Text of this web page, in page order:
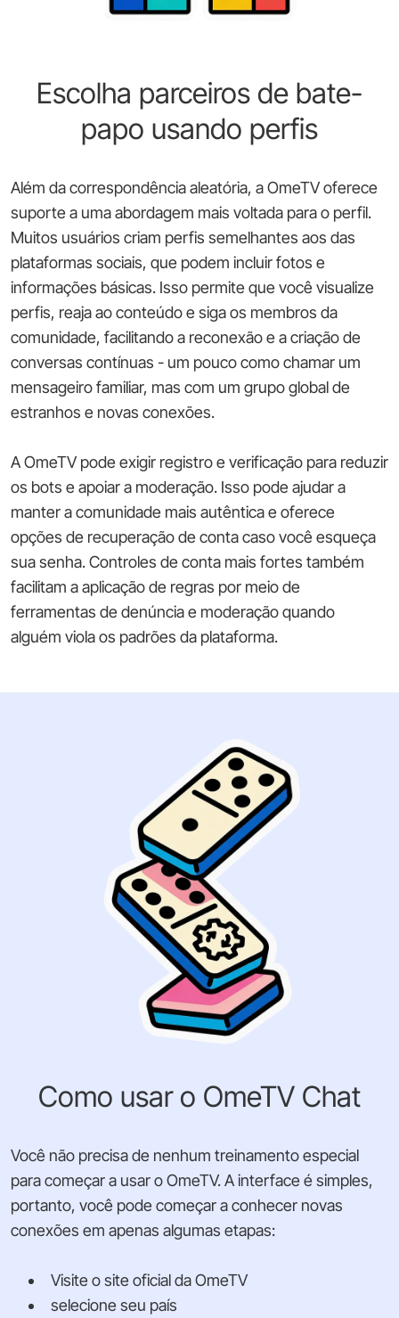
Escolha parceiros de bate-
papo usando perfis
Além da correspondência aleatória, a OmeTV oferece
suporte a uma abordagem mais voltada para o perfil.
Muitos usuários criam perfis semelhantes aos das
plataformas sociais, que podem incluir fotos e
informações básicas. Isso permite que você visualize
perfis, reaja ao conteúdo e siga os membros da
comunidade, facilitando a reconexão e a criação de
conversas contínuas - um pouco como chamar um
mensageiro familiar, mas com um grupo global de
estranhos e novas conexões.
A OmeTV pode exigir registro e verificação para reduzir
os bots e apoiar a moderação. Isso pode ajudar a
manter a comunidade mais autêntica e oferece
opções de recuperação de conta caso você esqueça
sua senha. Controles de conta mais fortes também
facilitam a aplicação de regras por meio de
ferramentas de denúncia e moderação quando
alguém viola os padrões da plataforma.
Como usar o OmeTV Chat
Você não precisa de nenhum treinamento especial
para começar a usar o OmeTV. A interface é simples,
portanto, você pode começar a conhecer novas
conexões em apenas algumas etapas:
Visite o site oficial da OmeTV
selecione seu país